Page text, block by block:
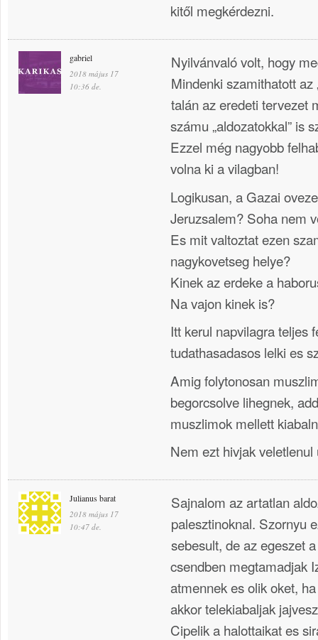
kitől megkérdezni.
gabriel
2018 május 17
10:36 de.
Nyilvánvaló volt, hogy
Mindenki szamithatott az
talán az eredeti tervezet
számu „aldozatokkal” is
Ezzel még nagyobb
volna ki a vilagban!
Logikusan, a Gazai
Jeruzsalem? Soha nem
Es mit valtoztat ezen
nagykovetseg helye?
Kinek az erdeke a
Na vajon kinek is?
Itt kerul napvilagra teljes
tudathasadasos lelki es
Amig folytonosan
begorcsolve lihegnek,
muszlimok mellett
Nem ezt hivjak veletlenul
Julianus barat
2018 május 17
10:47 de.
Sajnalom az artatlan
palesztinoknal. Szornyu
sebesult, de az egeszet
csendben megtamadjak
atmennek es olik oket,
akkor telekiabaljak
Cipelik a halottaikat es